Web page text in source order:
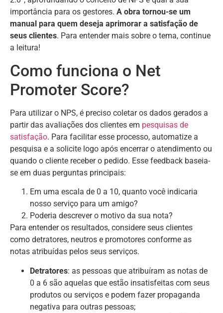
importância para os gestores. A obra tornou-se um
manual para quem deseja aprimorar a satisfação de
seus clientes. Para entender mais sobre o tema, continue
a leitura!
Como funciona o Net
Promoter Score?
Para utilizar o NPS, é preciso coletar os dados gerados a
partir das avaliações dos clientes em pesquisas de
satisfação. Para facilitar esse processo, automatize a
pesquisa e a solicite logo após encerrar o atendimento ou
quando o cliente receber o pedido. Esse feedback baseia-
se em duas perguntas principais:
Em uma escala de 0 a 10, quanto você indicaria
nosso serviço para um amigo?
Poderia descrever o motivo da sua nota?
Para entender os resultados, considere seus clientes
como detratores, neutros e promotores conforme as
notas atribuídas pelos seus serviços.
Detratores: as pessoas que atribuíram as notas de
0 a 6 são aquelas que estão insatisfeitas com seus
produtos ou serviços e podem fazer propaganda
negativa para outras pessoas;